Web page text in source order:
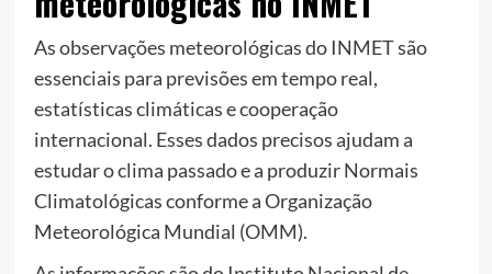
As observações meteorológicas do INMET são
essenciais para previsões em tempo real,
estatísticas climáticas e cooperação
internacional. Esses dados precisos ajudam a
estudar o clima passado e a produzir Normais
Climatológicas conforme a Organização
Meteorológica Mundial (OMM).